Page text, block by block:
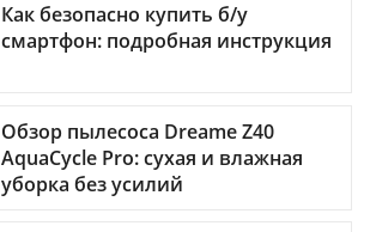
Как безопасно купить б/у
смартфон: подробная инструкция
Обзор пылесоса Dreame Z40
AquaCycle Pro: сухая и влажная
уборка без усилий